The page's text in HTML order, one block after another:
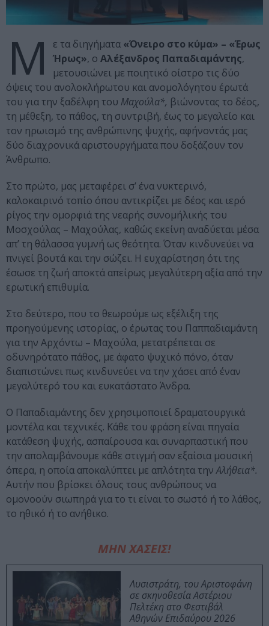
Μ ε τα διηγήματα «Όνειρο στο κύμα» – «Έρως
Ήρως», ο Αλέξανδρος Παπαδιαμάντης,
μετουσιώνει με ποιητικό οίστρο τις δύο
όψεις του ανολοκλήρωτου και ανομολόγητου έρωτά
του για την ξαδέλφη του Μαχούλα*, βιώνοντας το δέος,
τη μέθεξη, το πάθος, τη συντριβή, έως το μεγαλείο και
τον ηρωισμό της ανθρώπινης ψυχής, αφήνοντάς μας
δύο διαχρονικά αριστουργήματα που δοξάζουν τον
Άνθρωπο.
Στο πρώτο, μας μεταφέρει σ’ ένα νυκτερινό,
καλοκαιρινό τοπίο όπου αντικρίζει με δέος και ιερό
ρίγος την ομορφιά της νεαρής συνομήλικής του
Μοσχούλας – Μαχούλας, καθώς εκείνη αναδύεται μέσα
απ’ τη θάλασσα γυμνή ως θεότητα. Όταν κινδυνεύει να
πνιγεί βουτά και την σώζει. Η ευχαρίστηση ότι της
έσωσε τη ζωή αποκτά απείρως μεγαλύτερη αξία από την
ερωτική επιθυμία.
Στο δεύτερο, που το θεωρούμε ως εξέλιξη της
προηγούμενης ιστορίας, ο έρωτας του Παππαδιαμάντη
για την Αρχόντω – Μαχούλα, μετατρέπεται σε
οδυνηρότατο πάθος, με άφατο ψυχικό πόνο, όταν
διαπιστώνει πως κινδυνεύει να την χάσει από έναν
μεγαλύτερό του και ευκατάστατο Άνδρα.
Ο Παπαδιαμάντης δεν χρησιμοποιεί δραματουργικά
μοντέλα και τεχνικές. Κάθε του φράση είναι πηγαία
κατάθεση ψυχής, ασπαίρουσα και συναρπαστική που
την απολαμβάνουμε κάθε στιγμή σαν εξαίσια μουσική
όπερα, η οποία αποκαλύπτει με απλότητα τηνΑλήθεια*.
Αυτήν που βρίσκει όλους τους ανθρώπους να
ομονοούν σιωπηρά για το τι είναι το σωστό ή το λάθος,
το ηθικό ή το ανήθικο.
ΜΗΝ ΧΑΣΕΙΣ!
Λυσιστράτη, του Αριστοφάνη
σε σκηνοθεσία Αστέριου
Πελτέκη στο Φεστιβάλ
Αθηνών Επιδαύρου 2026